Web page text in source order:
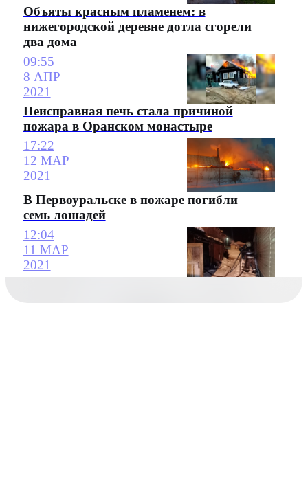
Объяты красным пламенем: в
нижегородской деревне дотла сгорели
два дома
09:55
8 АПР
2021
Неисправная печь стала причиной
пожара в Оранском монастыре
17:22
12 МАР
2021
В Первоуральске в пожаре погибли
семь лошадей
12:04
11 МАР
2021